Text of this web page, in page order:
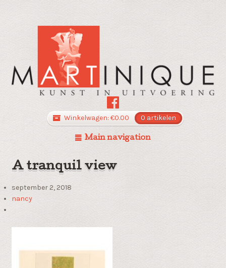
Winkelwagen: €0.00 0 artikelen
Main navigation
A tranquil view
september 2, 2018
nancy